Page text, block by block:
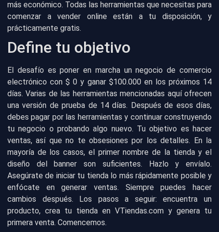
más económico. Todas las herramientas que necesitas para
comenzar a vender online están a tu disposición, y
prácticamente gratis.
Define tu objetivo
El desafío es poner en marcha un negocio de comercio
electrónico con $ 0 y ganar $100.000 en los próximos 14
días. Varias de las herramientas mencionadas aquí ofrecen
una versión de prueba de 14 días. Después de esos días,
debes pagar por las herramientas y continuar construyendo
tu negocio o probando algo nuevo. Tu objetivo es hacer
ventas, así que no te obsesiones por los detalles. En la
mayoría de los casos, el primer nombre de la tienda y el
diseño del banner son suficientes. Hazlo y envíalo.
Asegúrate de iniciar tu tienda lo más rápidamente posible y
enfócate en generar ventas. Siempre puedes hacer
cambios después. Los pasos a seguir: encuentra un
producto, crea tu tienda en VTiendas.com y genera tu
primera venta. Comencemos.